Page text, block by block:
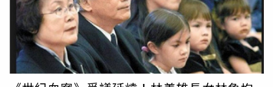
後宣傳之外，更前進北中南知名夜市拜票，拉近與觀眾的距
離。此舉也帶動了人氣與觀眾口碑反應，也因此在票房上開
始有了回溫的趨勢，種種攻勢讓《陽光女子合唱團》至今全
台觀看人次也打破230萬人次，也再次創造了台灣電影的奇
蹟。《陽光女子合唱團》票房持續強勁。（圖／壹壹喜喜）
《陽光女子合唱團》在口碑擴散之後，許多觀眾分享自己在